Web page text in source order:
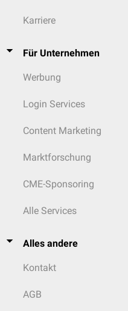
Karriere
Für Unternehmen
Werbung
Login Services
Content Marketing
Marktforschung
CME-Sponsoring
Alle Services
Alles andere
Kontakt
AGB